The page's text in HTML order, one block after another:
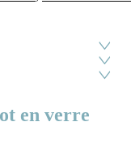
en verre